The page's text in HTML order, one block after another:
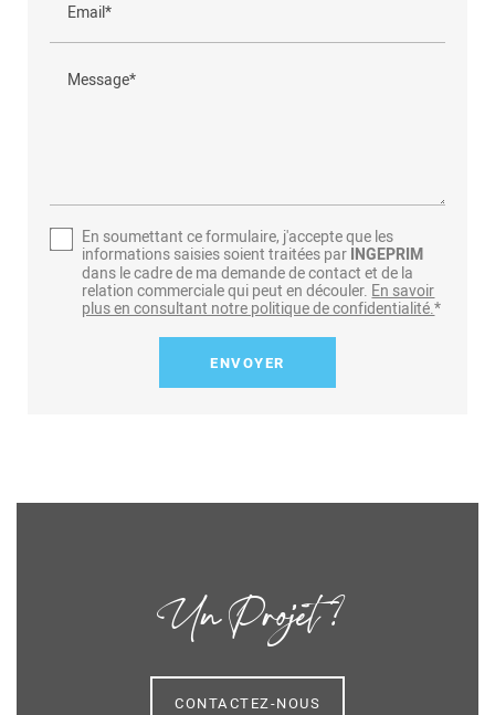
Email*
Message*
En soumettant ce formulaire, j'accepte que les
informations saisies soient traitées par INGEPRIM
dans le cadre de ma demande de contact et de la
relation commerciale qui peut en découler. En savoir
plus en consultant notre politique de confidentialité.*
Un Projet ?
CONTACTEZ-NOUS